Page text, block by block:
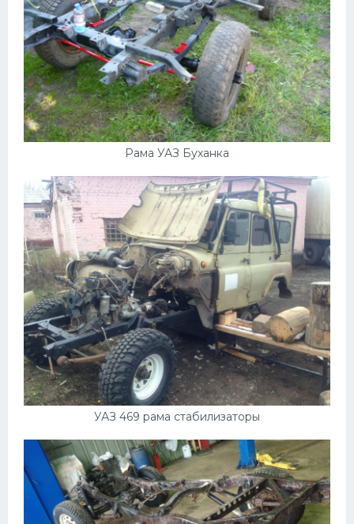
Рама УАЗ Буханка
УАЗ 469 рама стабилизаторы